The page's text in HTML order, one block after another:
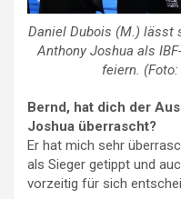
Daniel Dubois (M.) lässt
Anthony Joshua als
feiern.
Bernd, hat dich der
Joshua überrascht?
Er hat mich sehr
als Sieger getippt und
vorzeitig für sich